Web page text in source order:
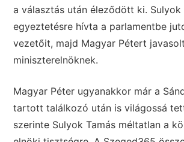
a választás után éleződött ki. Sulyok
egyeztetésre hívta a parlamentbe
vezetőit, majd Magyar Pétert
miniszterelnöknek.
Magyar Péter ugyanakkor már a
tartott találkozó után is világossá
szerinte Sulyok Tamás méltatlan a